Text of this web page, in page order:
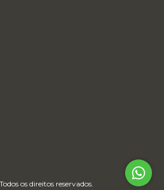
os direitos reservados.